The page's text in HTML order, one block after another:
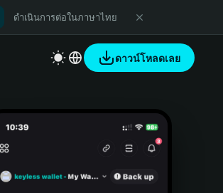
ดำเนินการต่อในภาษาไทย
ดาวน์โหลดเลย